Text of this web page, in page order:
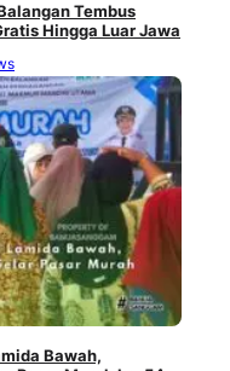
Tembus
Hingga Luar Jawa
Bawah,